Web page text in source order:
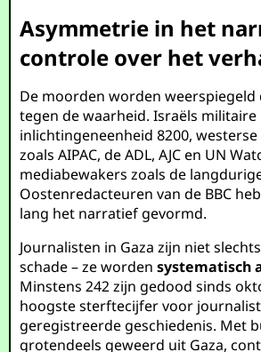
Asymmetrie in het
controle over het
De moorden worden
tegen de waarheid. Israëls militaire
inlichtingeneenheid 8200,
zoals AIPAC, de ADL, AJC en UN
mediabewakers zoals de
Oostenredacteuren van de BBC
lang het narratief gevormd.
Journalisten in Gaza zijn niet
schade – ze wordensystematisch
Minstens 242 zijn gedood sinds
hoogste sterftecijfer voor
geregistreerde geschiedenis. Met
grotendeels geweerd uit Gaza,